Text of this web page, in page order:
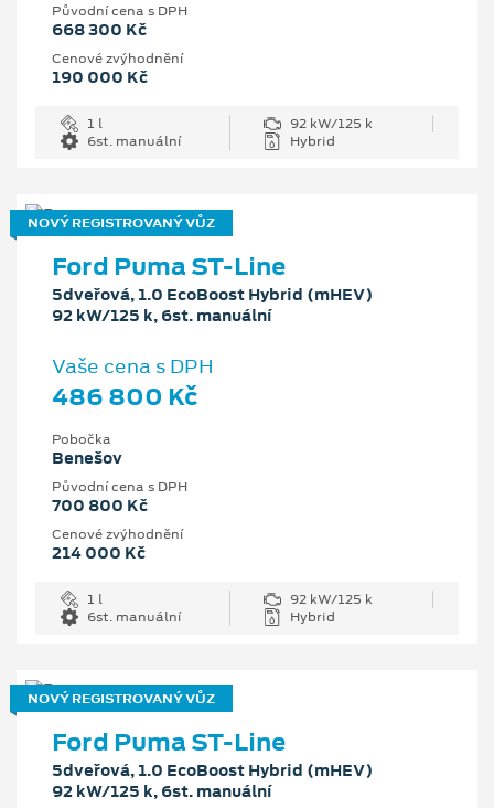
Původní cena s DPH
668 300 Kč
Cenové zvýhodnění
190 000 Kč
1 l
92 kW/125 k
6st. manuální
Hybrid
NOVÝ REGISTROVANÝ VŮZ
Ford Puma ST-Line
5dveřová, 1.0 EcoBoost Hybrid (mHEV)
92 kW/125 k, 6st. manuální
Vaše cena s DPH
486 800 Kč
Pobočka
Benešov
Původní cena s DPH
700 800 Kč
Cenové zvýhodnění
214 000 Kč
1 l
92 kW/125 k
6st. manuální
Hybrid
NOVÝ REGISTROVANÝ VŮZ
Ford Puma ST-Line
5dveřová, 1.0 EcoBoost Hybrid (mHEV)
92 kW/125 k, 6st. manuální